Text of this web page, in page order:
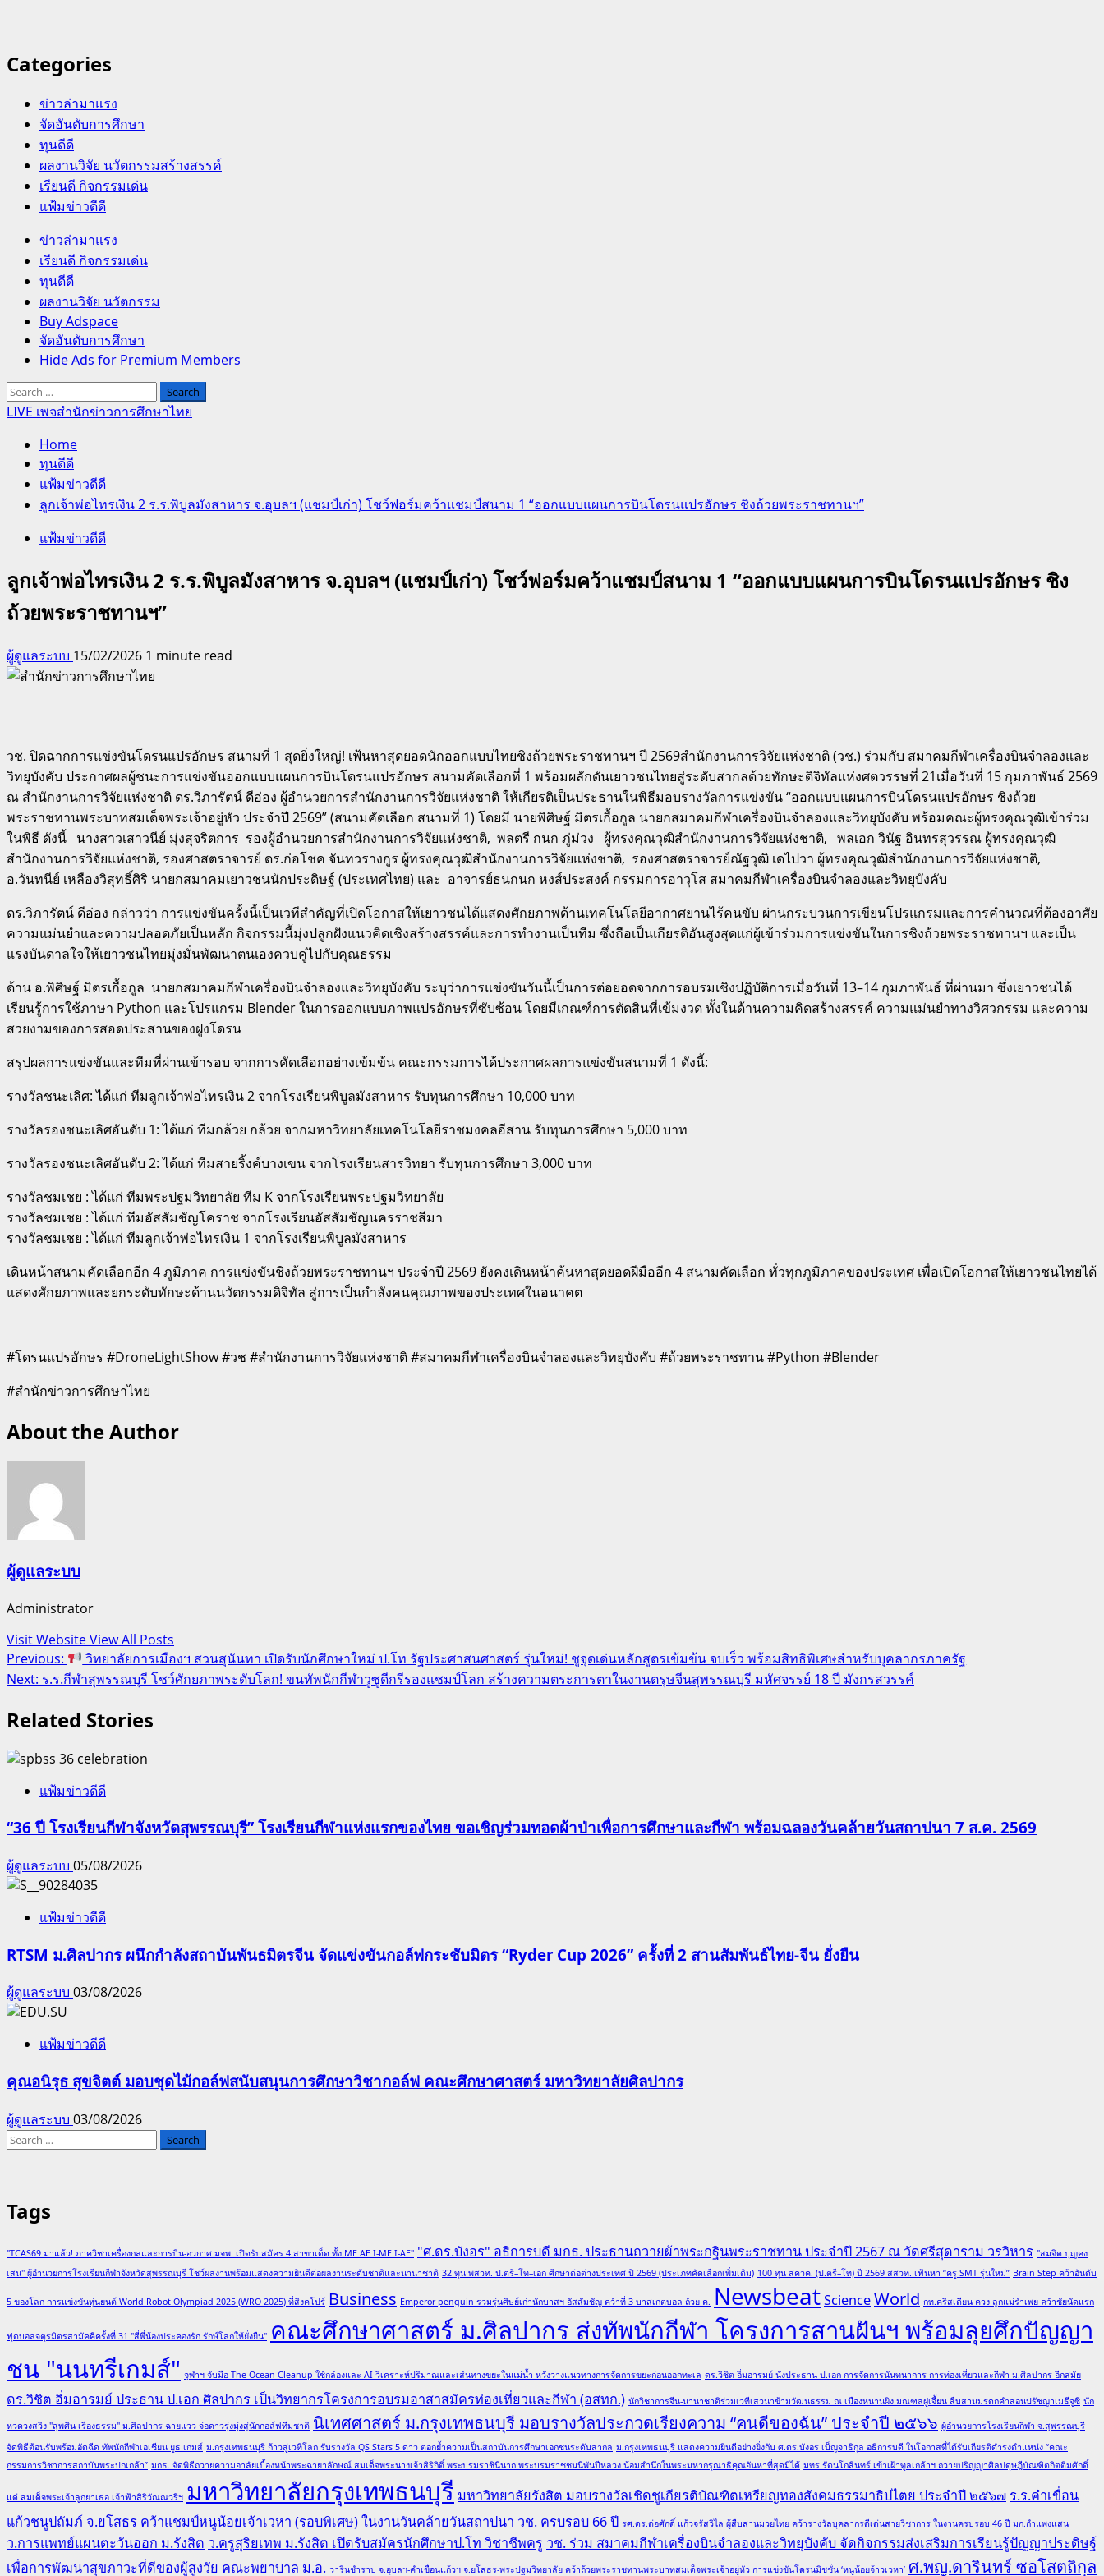
Categories
ข่าวล่ามาแรง
จัดอันดับการศึกษา
ทุนดีดี
ผลงานวิจัย นวัตกรรมสร้างสรรค์
เรียนดี กิจกรรมเด่น
แฟ้มข่าวดีดี
Primary
Menu
ข่าวล่ามาแรง
เรียนดี กิจกรรมเด่น
ทุนดีดี
ผลงานวิจัย นวัตกรรม
Buy Adspace
จัดอันดับการศึกษา
Hide Ads for Premium Members
Search
for:
LIVE เพจสำนักข่าวการศึกษาไทย
Home
ทุนดีดี
แฟ้มข่าวดีดี
ลูกเจ้าพ่อไทรเงิน 2 ร.ร.พิบูลมังสาหาร จ.อุบลฯ (แชมป์เก่า) โชว์ฟอร์มคว้าแชมป์สนาม 1 “ออกแบบแผนการบินโดรนแปรอักษร ชิงถ้วยพระราชทานฯ”
แฟ้มข่าวดีดี
ลูกเจ้าพ่อไทรเงิน 2 ร.ร.พิบูลมังสาหาร จ.อุบลฯ (แชมป์เก่า) โชว์ฟอร์มคว้าแชมป์สนาม 1 “ออกแบบแผนการบินโดรนแปรอักษร ชิง
ถ้วยพระราชทานฯ”
ผู้ดูแลระบบ 15/02/2026 1 minute read
วช. ปิดฉากการแข่งขันโดรนแปรอักษร สนามที่ 1 สุดยิ่งใหญ่! เฟ้นหาสุดยอดนักออกแบบไทยชิงถ้วยพระราชทานฯ ปี 2569สำนักงานการวิจัยแห่งชาติ (วช.) ร่วมกับ สมาคมกีฬาเครื่องบินจำลองและ
วิทยุบังคับ ประกาศผลผู้ชนะการแข่งขันออกแบบแผนการบินโดรนแปรอักษร สนามคัดเลือกที่ 1 พร้อมผลักดันเยาวชนไทยสู่ระดับสากลด้วยทักษะดิจิทัลแห่งศตวรรษที่ 21เมื่อวันที่ 15 กุมภาพันธ์ 2569
ณ สำนักงานการวิจัยแห่งชาติ ดร.วิภารัตน์ ดีอ่อง ผู้อำนวยการสำนักงานการวิจัยแห่งชาติ ให้เกียรติเป็นประธานในพิธีมอบรางวัลการแข่งขัน “ออกแบบแผนการบินโดรนแปรอักษร ชิงถ้วย
พระราชทานพระบาทสมเด็จพระเจ้าอยู่หัว ประจำปี 2569” (สนามคัดเลือก สนามที่ 1) โดยมี นายพิศิษฐ์ มิตรเกื้อกูล นายกสมาคมกีฬาเครื่องบินจำลองและวิทยุบังคับ พร้อมคณะผู้ทรงคุณวุฒิเข้าร่วม
ในพิธี ดังนี้ นางสาวเสาวนีย์ มุ่งสุจริตการ รองผู้อำนวยการสำนักงานการวิจัยแห่งชาติ, พลตรี กนก ภู่ม่วง ผู้ทรงคุณวุฒิสำนักงานการวิจัยแห่งชาติ, พลเอก วินัฐ อินทรสุวรรณ ผู้ทรงคุณวุฒิ
สำนักงานการวิจัยแห่งชาติ, รองศาสตราจารย์ ดร.ก่อโชค จันทวรางกูร ผู้ทรงคุณวุฒิสำนักงานการวิจัยแห่งชาติ, รองศาสตราจารย์ณัฐวุฒิ เดไปวา ผู้ทรงคุณวุฒิสำนักงานการวิจัยแห่งชาติ,
อ.วันทนีย์ เหลืองวิสุทธิ์ศิริ นายกสมาคมเยาวชนนักประดิษฐ์ (ประเทศไทย) และ อาจารย์ธนกนก หงส์ประสงค์ กรรมการอาวุโส สมาคมกีฬาเครื่องบินจำลองและวิทยุบังคับ
ดร.วิภารัตน์ ดีอ่อง กล่าวว่า การแข่งขันครั้งนี้เป็นเวทีสำคัญที่เปิดโอกาสให้เยาวชนได้แสดงศักยภาพด้านเทคโนโลยีอากาศยานไร้คนขับ ผ่านกระบวนการเขียนโปรแกรมและการคำนวณที่ต้องอาศัย
ความแม่นยำและความปลอดภัยเป็นหลัก กิจกรรมนี้มุ่งปลูกฝังแนวคิดเชิงสร้างสรรค์และการทำงานเป็นทีม ซึ่งถือเป็นเกียรติอันสูงสุดแก่ผู้เข้าร่วมการแข่งขันในการชิงถ้วยพระราชทานฯ และเป็น
แรงบันดาลใจให้เยาวชนไทยมุ่งมั่นพัฒนาตนเองควบคู่ไปกับคุณธรรม
ด้าน อ.พิศิษฐ์ มิตรเกื้อกูล นายกสมาคมกีฬาเครื่องบินจำลองและวิทยุบังคับ ระบุว่าการแข่งขันวันนี้เป็นการต่อยอดจากการอบรมเชิงปฏิบัติการเมื่อวันที่ 13–14 กุมภาพันธ์ ที่ผ่านมา ซึ่งเยาวชนได้
เรียนรู้การใช้ภาษา Python และโปรแกรม Blender ในการออกแบบภาพแปรอักษรที่ซับซ้อน โดยมีเกณฑ์การตัดสินที่เข้มงวด ทั้งในด้านความคิดสร้างสรรค์ ความแม่นยำทางวิศวกรรม และความ
สวยงามของการสอดประสานของฝูงโดรน
สรุปผลการแข่งขันและทีมที่ผ่านเข้ารอบ จากการคัดเลือกอย่างเข้มข้น คณะกรรมการได้ประกาศผลการแข่งขันสนามที่ 1 ดังนี้:
รางวัลชนะเลิศ: ได้แก่ ทีมลูกเจ้าพ่อไทรเงิน 2 จากโรงเรียนพิบูลมังสาหาร รับทุนการศึกษา 10,000 บาท
รางวัลรองชนะเลิศอันดับ 1: ได้แก่ ทีมกล้วย กล้วย จากมหาวิทยาลัยเทคโนโลยีราชมงคลอีสาน รับทุนการศึกษา 5,000 บาท
รางวัลรองชนะเลิศอันดับ 2: ได้แก่ ทีมสายริ้งค์บางเขน จากโรงเรียนสารวิทยา รับทุนการศึกษา 3,000 บาท
รางวัลชมเชย : ได้แก่ ทีมพระปฐมวิทยาลัย ทีม K จากโรงเรียนพระปฐมวิทยาลัย
รางวัลชมเชย : ได้แก่ ทีมอัสสัมชัญโคราช จากโรงเรียนอัสสัมชัญนครราชสีมา
รางวัลชมเชย : ได้แก่ ทีมลูกเจ้าพ่อไทรเงิน 1 จากโรงเรียนพิบูลมังสาหาร
เดินหน้าสนามคัดเลือกอีก 4 ภูมิภาค การแข่งขันชิงถ้วยพระราชทานฯ ประจำปี 2569 ยังคงเดินหน้าค้นหาสุดยอดฝีมืออีก 4 สนามคัดเลือก ทั่วทุกภูมิภาคของประเทศ เพื่อเปิดโอกาสให้เยาวชนไทยได้
แสดงศักยภาพและยกระดับทักษะด้านนวัตกรรมดิจิทัล สู่การเป็นกำลังคนคุณภาพของประเทศในอนาคต
#โดรนแปรอักษร #DroneLightShow #วช #สำนักงานการวิจัยแห่งชาติ #สมาคมกีฬาเครื่องบินจำลองและวิทยุบังคับ #ถ้วยพระราชทาน #Python #Blender
#สำนักข่าวการศึกษาไทย
About the Author
ผู้ดูแลระบบ
Administrator
Visit WebsiteView All Posts
Post
navigation
Previous:
วิทยาลัยการเมืองฯ สวนสุนันทา เปิดรับนักศึกษาใหม่ ป.โท รัฐประศาสนศาสตร์ รุ่นใหม่! ชูจุดเด่นหลักสูตรเข้มข้น จบเร็ว พร้อมสิทธิพิเศษสำหรับบุคลากรภาครัฐ
Next: ร.ร.กีฬาสุพรรณบุรี โชว์ศักยภาพระดับโลก! ขนทัพนักกีฬาวูซูดีกรีรองแชมป์โลก สร้างความตระการตาในงานตรุษจีนสุพรรณบุรี มหัศจรรย์ 18 ปี มังกรสวรรค์
Related Stories
แฟ้มข่าวดีดี
“36 ปี โรงเรียนกีฬาจังหวัดสุพรรณบุรี” โรงเรียนกีฬาแห่งแรกของไทย ขอเชิญร่วมทอดผ้าป่าเพื่อการศึกษาและกีฬา พร้อมฉลองวันคล้ายวันสถาปนา 7 ส.ค. 2569
ผู้ดูแลระบบ 05/08/2026
แฟ้มข่าวดีดี
RTSM ม.ศิลปากร ผนึกกำลังสถาบันพันธมิตรจีน จัดแข่งขันกอล์ฟกระชับมิตร “Ryder Cup 2026” ครั้งที่ 2 สานสัมพันธ์ไทย-จีน ยั่งยืน
ผู้ดูแลระบบ 03/08/2026
แฟ้มข่าวดีดี
คุณอนิรุธ สุขจิตต์ มอบชุดไม้กอล์ฟสนับสนุนการศึกษาวิชากอล์ฟ คณะศึกษาศาสตร์ มหาวิทยาลัยศิลปากร
ผู้ดูแลระบบ 03/08/2026
Search
Tags
"TCAS69 มาแล้ว! ภาควิชาเครื่องกลและการบิน-อวกาศ มจพ. เปิดรับสมัคร 4 สาขาเด็ด ทั้ง ME AE I-ME I-AE" "ศ.ดร.บังอร" อธิการบดี มกธ. ประธานถวายผ้าพระกฐินพระราชทาน ประจำปี 2567 ณ วัดศรีสุดาราม วรวิหาร "สมจิต บุญคง
เสน" ผู้อำนวยการโรงเรียนกีฬาจังหวัดสุพรรณบุรี โชว์ผลงานพร้อมแสดงความยินดีต่อผลงานระดับชาติและนานาชาติ 32 ทุน พสวท. ป.ตรี–โท–เอก ศึกษาต่อต่างประเทศ ปี 2569 (ประเภทคัดเลือกเพิ่มเติม) 100 ทุน สควค. (ป.ตรี–โท) ปี 2569 สสวท. เฟ้นหา “ครู SMT รุ่นใหม่” Brain Step คว้าอันดับ
5 ของโลก การแข่งขันหุ่นยนต์ World Robot Olympiad 2025 (WRO 2025) ที่สิงคโปร์ Business Emperor penguin รวมรุ่นศิษย์เก่านักบาสฯ อัสสัมชัญ คว้าที่ 3 บาสเกตบอล ถ้วย ค. NewsbeatScienceWorld กท.คริสเตียน ควง ลูกแม่รำเพย คว้าชัยนัดแรก
ฟุตบอลจตุรมิตรสามัคคีครั้งที่ 31 "สี่พี่น้องประคองรัก รักษ์โลกให้ยั่งยืน" คณะศึกษาศาสตร์ ม.ศิลปากร ส่งทัพนักกีฬา โครงการสานฝันฯ พร้อมลุยศึกปัญญา
ชน "นนทรีเกมส์" จุฬาฯ จับมือ The Ocean Cleanup ใช้กล้องและ AI วิเคราะห์ปริมาณและเส้นทางขยะในแม่น้ำ หวังวางแนวทางการจัดการขยะก่อนออกทะเล ดร.วิชิต อิ่มอารมย์ นั่งประธาน ป.เอก การจัดการนันทนาการ การท่องเที่ยวและกีฬา ม.ศิลปากร อีกสมัย
ดร.วิชิต อิ่มอารมย์ ประธาน ป.เอก ศิลปากร เป็นวิทยากรโครงการอบรมอาสาสมัครท่องเที่ยวและกีฬา (อสทก.) นักวิชาการจีน-นานาชาติร่วมเวทีเสวนาข้ามวัฒนธรรม ณ เมืองหนานผิง มณฑลฝูเจี้ยน สืบสานมรดกคำสอนปรัชญาเมธีจูซี นัก
หวดวงสวิง "สุพศิน เรืองธรรม" ม.ศิลปากร ฉายแวว จ่อดาวรุ่งมุ่งสู่นักกอล์ฟทีมชาติ นิเทศศาสตร์ ม.กรุงเทพธนบุรี มอบรางวัลประกวดเรียงความ “คนดีของฉัน” ประจำปี ๒๕๖๖ ผู้อำนวยการโรงเรียนกีฬา จ.สุพรรณบุรี
จัดพิธีต้อนรับพร้อมอัดฉีด ทัพนักกีฬาเอเชียน ยูธ เกมส์ ม.กรุงเทพธนบุรี ก้าวสู่เวทีโลก รับรางวัล QS Stars 5 ดาว ตอกย้ำความเป็นสถาบันการศึกษาเอกชนระดับสากล ม.กรุงเทพธนบุรี แสดงความยินดีอย่างยิ่งกับ ศ.ดร.บังอร เบ็ญจาธิกุล อธิการบดี ในโอกาสที่ได้รับเกียรติดำรงตำแหน่ง “คณะ
กรรมการวิชาการสถาบันพระปกเกล้า” มกธ. จัดพิธีถวายความอาลัยเบื้องหน้าพระฉายาลักษณ์ สมเด็จพระนางเจ้าสิริกิติ์ พระบรมราชินีนาถ พระบรมราชชนนีพันปีหลวง น้อมสำนึกในพระมหากรุณาธิคุณอันหาที่สุดมิได้ มทร.รัตนโกสินทร์ เข้าเฝ้าทูลเกล้าฯ ถวายปริญญาศิลปดุษฎีบัณฑิตกิตติมศักดิ์
แด่ สมเด็จพระเจ้าลูกยาเธอ เจ้าฟ้าสิริวัณณวรีฯ มหาวิทยาลัยกรุงเทพธนบุรี มหาวิทยาลัยรังสิต มอบรางวัลเชิดชูเกียรติบัณฑิตเหรียญทองสังคมธรรมาธิปไตย ประจำปี ๒๕๖๗ ร.ร.คำเขื่อน
แก้วชนูปถัมภ์ จ.ยโสธร คว้าแชมป์หนูน้อยเจ้าเวหา (รอบพิเศษ) ในงานวันคล้ายวันสถาปนา วช. ครบรอบ 66 ปี รศ.ดร.ต่อศักดิ์ แก้วจรัสวิไล ผู้สืบสานมวยไทย คว้ารางวัลบุคลากรดีเด่นสายวิชาการ ในงานครบรอบ 46 ปี มก.กำแพงแสน
ว.การแพทย์แผนตะวันออก ม.รังสิต ว.ครูสุริยเทพ ม.รังสิต เปิดรับสมัครนักศึกษาป.โท วิชาชีพครู วช. ร่วม สมาคมกีฬาเครื่องบินจำลองและวิทยุบังคับ จัดกิจกรรมส่งเสริมการเรียนรู้ปัญญาประดิษฐ์
เพื่อการพัฒนาสุขภาวะที่ดีของผู้สูงวัย คณะพยาบาล ม.อ. วารินชำราบ จ.อุบลฯ-คำเขื่อนแก้วฯ จ.ยโสธร-พระปฐมวิทยาลัย คว้าถ้วยพระราชทานพระบาทสมเด็จพระเจ้าอยู่หัว การแข่งขันโดรนมิชชั่น ‘หนูน้อยจ้าวเวหา’ ศ.พญ.ดารินทร์ ซอโสตถิกุล